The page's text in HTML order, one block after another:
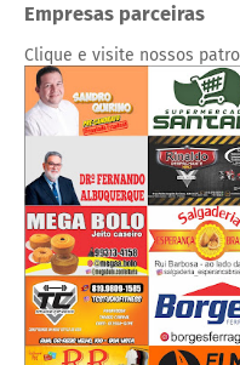
Empresas parceiras
Clique e visite nossos